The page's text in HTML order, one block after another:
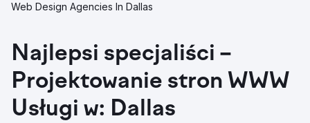
Web Design Agencies In Dallas
Najlepsi specjaliści –
Projektowanie stron WWW
Usługi w: Dallas